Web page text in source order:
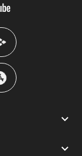
youtube-